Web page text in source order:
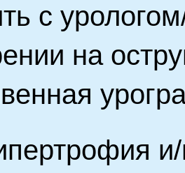
с
на
и/